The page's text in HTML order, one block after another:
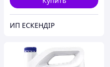
ИП ЕСКЕНДІР